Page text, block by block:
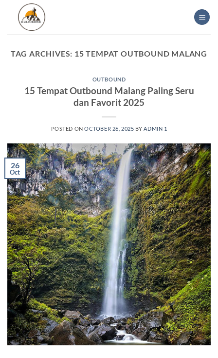
content
TAG ARCHIVES: 15 TEMPAT OUTBOUND MALANG
OUTBOUND
15 Tempat Outbound Malang Paling Seru
dan Favorit 2025
POSTED ONOCTOBER 26, 2025 BY ADMIN 1
26
Oct